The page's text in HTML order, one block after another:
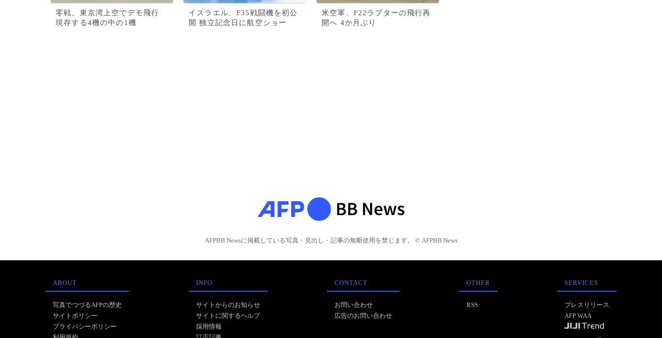
零戦、東京湾上空でデモ飛行
現存する4機の中の1機
イスラエル、F35戦闘機を初公
開 独立記念日に航空ショー
米空軍、F22ラプターの飛行再
開へ 4か月ぶり
AFPBB Newsに掲載している写真・見出し・記事の無断使用を禁じます。 © AFPBB News
ABOUT
写真でつづるAFPの歴史
サイトポリシー
プライバシーポリシー
INFO
サイトからのお知らせ
サイトに関するヘルプ
採用情報
CONTACT
お問い合わせ
広告のお問い合わせ
OTHER
RSS
SERVICES
プレスリリース
AFP WAA